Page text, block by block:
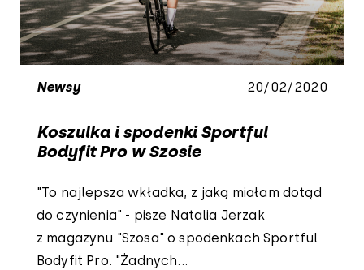
Newsy 20/02/2020
Koszulka i spodenki Sportful
Bodyfit Pro w Szosie
"To najlepsza wkładka, z jaką miałam dotąd
do czynienia" - pisze Natalia Jerzak
z magazynu "Szosa" o spodenkach Sportful
Bodyfit Pro. "Żadnych...